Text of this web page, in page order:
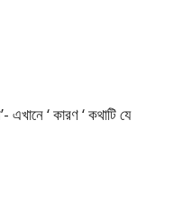
এখানে ‘ কারণ ‘ কথাটি যে